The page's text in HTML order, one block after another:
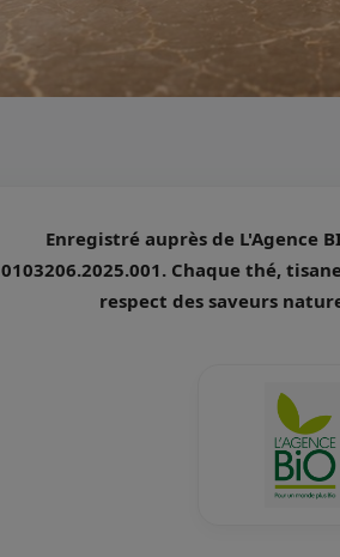
Enregistré auprès de L'Agence
0103206.2025.001. Chaque thé,
respect des saveurs